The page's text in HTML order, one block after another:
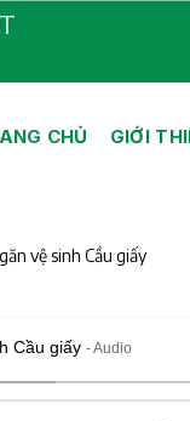
CHỦ GIỚI
vệ sinh Cầu giấy
Cầu giấy - Audio